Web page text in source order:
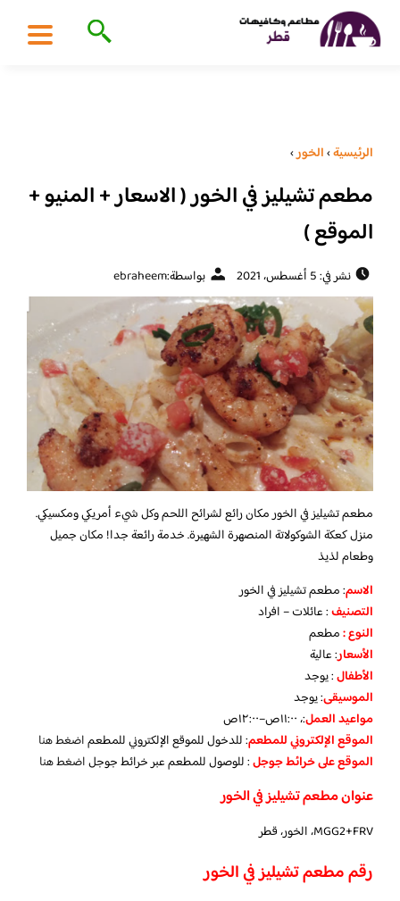
الرئيسية›الخور›
مطعم تشيليز في الخور ( الاسعار + المنيو +
الموقع )
نشر في: 5 أغسطس، 2021 بواسطة:ebraheem
مطعم تشيليز في الخور مكان رائع لشرائح اللحم وكل شيء أمريكي ومكسيكي.
منزل كعكة الشوكولاتة المنصهرة الشهيرة. خدمة رائعة جدا! مكان جميل
وطعام لذيذ
الاسم: مطعم تشيليز في الخور
التصنيف: عائلات – افراد
النوع :مطعم
الأسعار:عالية
الأطفال:يوجد
الموسيقى:يوجد
مواعيد العمل:، ١١:٠٠ص–١٢:٠٠ص
الموقع الإلكتروني للمطعم: للدخول للموقع الإلكتروني للمطعماضغط هنا
الموقع على خرائط جوجل: للوصول للمطعم عبر خرائط جوجلاضغط هنا
عنوان مطعم تشيليز في الخور
MGG2+FRV، الخور، قطر
رقم مطعم تشيليز في الخور